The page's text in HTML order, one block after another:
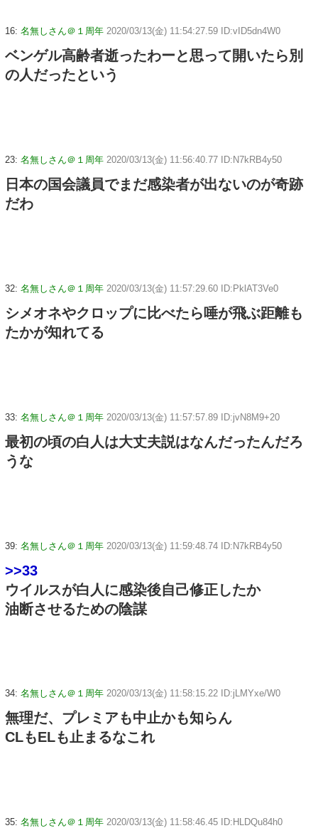
16: 名無しさん＠１周年 2020/03/13(金) 11:54:27.59 ID:vID5dn4W0
ベンゲル高齢者逝ったわーと思って開いたら別
の人だったという
23: 名無しさん＠１周年 2020/03/13(金) 11:56:40.77 ID:N7kRB4y50
日本の国会議員でまだ感染者が出ないのが奇跡
だわ
32: 名無しさん＠１周年 2020/03/13(金) 11:57:29.60 ID:PklAT3Ve0
シメオネやクロップに比べたら唾が飛ぶ距離も
たかが知れてる
33: 名無しさん＠１周年 2020/03/13(金) 11:57:57.89 ID:jvN8M9+20
最初の頃の白人は大丈夫説はなんだったんだろ
うな
39: 名無しさん＠１周年 2020/03/13(金) 11:59:48.74 ID:N7kRB4y50
>>33
ウイルスが白人に感染後自己修正したか
油断させるための陰謀
34: 名無しさん＠１周年 2020/03/13(金) 11:58:15.22 ID:jLMYxe/W0
無理だ、プレミアも中止かも知らん
CLもELも止まるなこれ
35: 名無しさん＠１周年 2020/03/13(金) 11:58:46.45 ID:HLDQu84h0